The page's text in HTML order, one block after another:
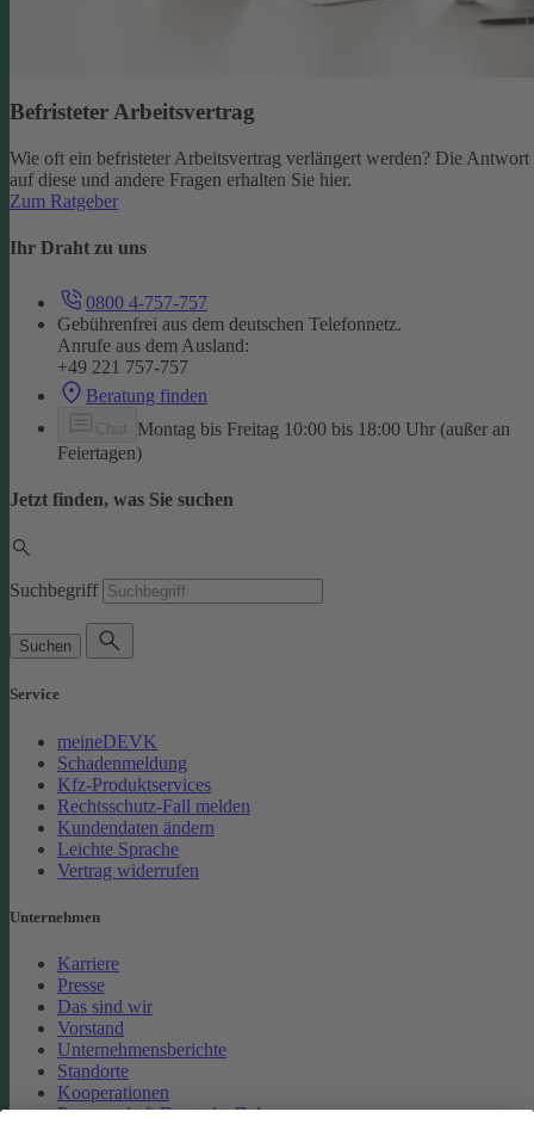
Befristeter Arbeitsvertrag
Wie oft ein befristeter Arbeitsvertrag verlängert werden? Die Antwort
auf diese und andere Fragen erhalten Sie hier.
Zum Ratgeber
Ihr Draht zu uns
0800 4-757-757
Gebührenfrei aus dem deutschen Telefonnetz.
Anrufe aus dem Ausland:
+49 221 757-757
Beratung finden
Montag bis Freitag 10:00 bis 18:00 Uhr (außer an
Feiertagen)
Jetzt finden, was Sie suchen
Suchbegriff
Suchen
Service
meineDEVK
Schadenmeldung
Kfz-Produktservices
Rechtsschutz-Fall melden
Kundendaten ändern
Leichte Sprache
Vertrag widerrufen
Unternehmen
Karriere
Presse
Das sind wir
Vorstand
Unternehmensberichte
Standorte
Kooperationen
Partnerschaft Deutsche Bahn